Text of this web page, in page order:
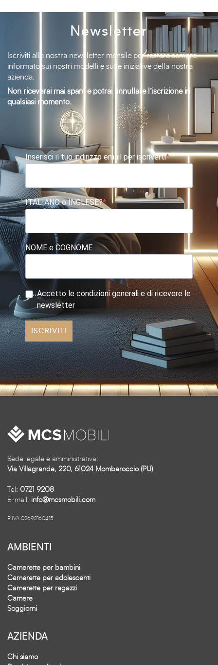
Newsletter
Iscriviti alla nostra newsletter mensile per restare sempre
informato sui nostri modelli e sulle iniziative della nostra
azienda.
Non riceverai mai spam e potrai annullare l’iscrizione in
qualsiasi momento.
Inserisci il tuo indirizzo email per iscriverti
ITALIANO o INGLESE?
NOME e COGNOME
Accetto le condizioni generali e di ricevere le
newsletter
ISCRIVITI
Sede legale e amministrativa:
Via Villagrande, 220, 61024 Mombaroccio (PU)
Tel: 0721 9208
E-mail: info@mcsmobili.com
P.IVA 02692160415
AMBIENTI
Camerette per bambini
Camerette per adolescenti
Camerette per ragazzi
Camere
Soggiorni
AZIENDA
Chi siamo